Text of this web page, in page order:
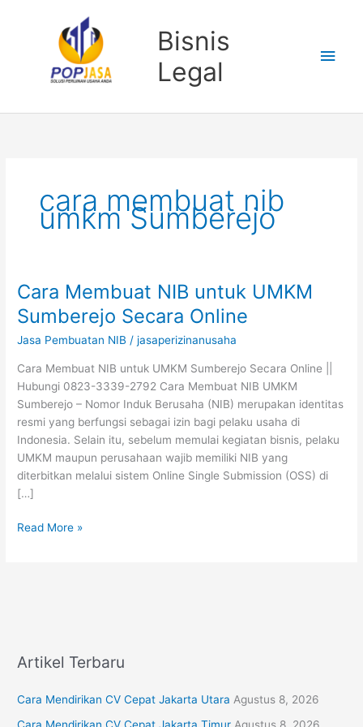
Bisnis
Legal
cara membuat nib
umkm Sumberejo
Cara Membuat NIB untuk UMKM
Sumberejo Secara Online
Jasa Pembuatan NIB /jasaperizinanusaha
Cara Membuat NIB untuk UMKM Sumberejo Secara Online ||
Hubungi 0823-3339-2792 Cara Membuat NIB UMKM
Sumberejo – Nomor Induk Berusaha (NIB) merupakan identitas
resmi yang berfungsi sebagai izin bagi pelaku usaha di
Indonesia. Selain itu, sebelum memulai kegiatan bisnis, pelaku
UMKM maupun perusahaan wajib memiliki NIB yang
diterbitkan melalui sistem Online Single Submission (OSS) di
[…]
Cara
Membuat
NIB
untuk
Secara
Read More »
Artikel Terbaru
Cara Mendirikan CV Cepat Jakarta Utara Agustus 8, 2026
Cara Mendirikan CV Cepat Jakarta Timur Agustus 8, 2026